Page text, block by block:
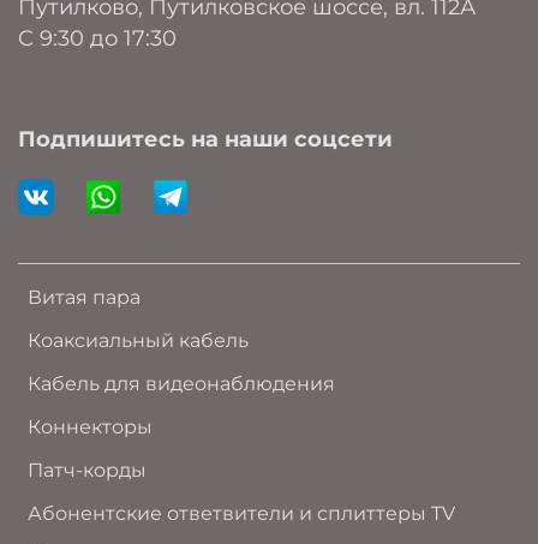
Витая пара
Коаксиальный кабель
Кабель для видеонаблюдения
Коннекторы
Патч-корды
Абонентские ответвители и сплиттеры TV
Путилково, Путилковское шоссе, вл. 112А
C 9:30 до 17:30
Подпишитесь на наши соцсети